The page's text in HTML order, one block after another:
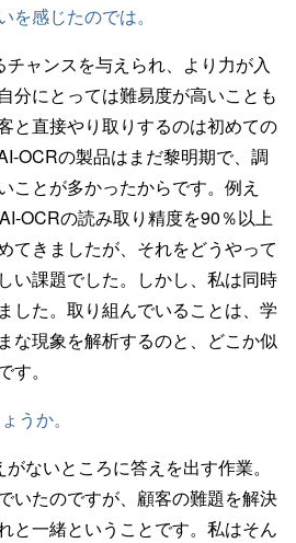
を感じたのでは。
チャンスを与えられ、より力が入
分にとっては難易度が高いことも
と直接やり取りするのは初めての
OCRの製品はまだ黎明期で、調
ことが多かったからです。例え
OCRの読み取り精度を90％以上
てきましたが、それをどうやって
い課題でした。しかし、私は同時
した。取り組んでいることは、学
な現象を解析するのと、どこか似
。
うか。
ないところに答えを出す作業。
いたのですが、顧客の難題を解決
と一緒ということです。私はそん